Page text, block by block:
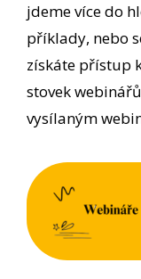
jdeme více do
příklady, nebo
získáte přístup
stovek
vysílaným